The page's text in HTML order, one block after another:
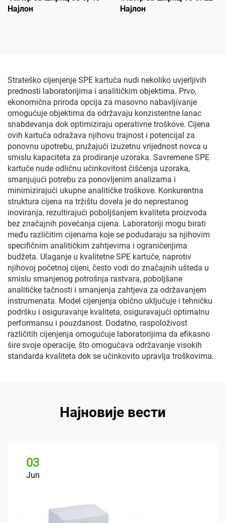
Најлон
Најлон
Strateško cijenjenje SPE kartuča nudi nekoliko uvjerljivih
prednosti laboratorijima i analitičkim objektima. Prvo,
ekonomična priroda opcija za masovno nabavljivanje
omogućuje objektima da održavaju konzistentne lanac
snabdevanja dok optimiziraju operativne troškove. Cijena
ovih kartuča odražava njihovu trajnost i potencijal za
ponovnu upotrebu, pružajući izuzetnu vrijednost novca u
smislu kapaciteta za prodiranje uzoraka. Savremene SPE
kartuče nude odličnu učinkovitost čišćenja uzoraka,
smanjujući potrebu za ponovljenim analizama i
minimizirajući ukupne analitičke troškove. Konkurentna
struktura cijena na tržištu dovela je do neprestanog
inoviranja, rezultirajući poboljšanjem kvaliteta proizvoda
bez značajnih povećanja cijena. Laboratoriji mogu birati
među različitim cijenama koje se podudaraju sa njihovim
specifičnim analitičkim zahtjevima i ograničenjima
budžeta. Ulaganje u kvalitetne SPE kartuče, naprotiv
njihovoj početnoj cijeni, često vodi do značajnih ušteda u
smislu smanjenog potrošnja rastvara, poboljšane
analitičke tačnosti i smanjenja zahtjeva za održavanjem
instrumenata. Model cijenjenja obično uključuje i tehničku
podršku i osiguravanje kvaliteta, osiguravajući optimalnu
performansu i pouzdanost. Dodatno, raspoloživost
različitih cijenjenja omogućuje laboratorijima da efikasno
šire svoje operacije, što omogućava održavanje visokih
standarda kvaliteta dok se učinkovito upravlja troškovima.
Најновије вести
03
Jun